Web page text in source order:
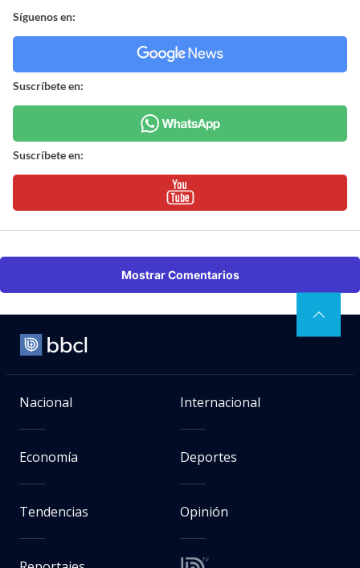
Síguenos en:
Suscríbete en:
Suscríbete en:
Mostrar Comentarios
Nacional Internacional
Economía Deportes
Tendencias Opinión